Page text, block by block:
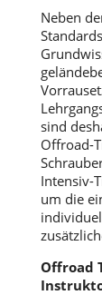
Neben
sind
Offroad-
Intensiv-
um die
Offroad